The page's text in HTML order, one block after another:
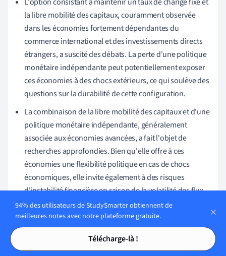
Tables des matières
Tables des matières
la libre mobilité des capitaux, couramment observée
dans les économies fortement dépendantes du
commerce international et des investissements directs
étrangers, a suscité des débats. La perte d'une politique
monétaire indépendante peut potentiellement exposer
ces économies à des chocs extérieurs, ce qui soulève des
questions sur la durabilité de cette configuration.
La combinaison de la libre mobilité des capitaux et d'une
politique monétaire indépendante, généralement
associée aux économies avancées, a fait l'objet de
recherches approfondies. Bien qu'elle offre à ces
économies une flexibilité politique en cas de chocs
économiques, elle invite également à des risques
d'instabilité financière en raison de la volatilité des flux
de capitaux.
L'approche consistant à adopter une politique monétaire
indépendante tout en maintenant le taux de change fixe
et en imposant des contrôles de capitaux, souvent
94% des utilisateurs de StudySmarter obtiennent de
meilleures notes avec notre plateforme gratuite.
Télécharge-là !